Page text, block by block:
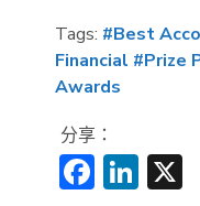
Tags: #Best
Financial #Prize
Awards
分享：